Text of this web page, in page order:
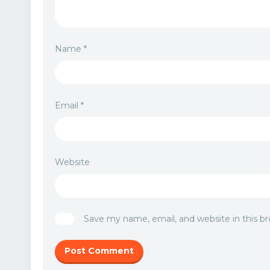
Name *
Email *
Website
Save my name, email, and website in this